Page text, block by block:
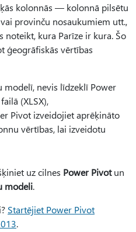
kolonnās — kolonnā pilsētu
provinču nosaukumiem utt.,
noteikt, kura Parīze ir kura. Šo
ģeogrāfiskās vērtības
nevis līdzeklī Power
(XLSX),
Pivot izveidojiet aprēķināto
vērtības, lai izveidotu
uz cilnes Power Pivotun
modeli.
Startējiet Power Pivot
.